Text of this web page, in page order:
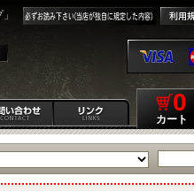
0
カート